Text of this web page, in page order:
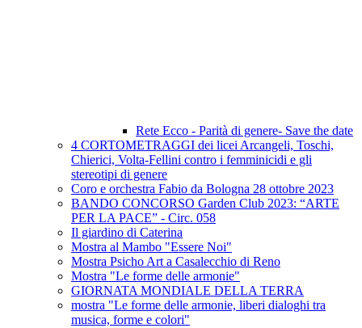
Rete Ecco - Parità di genere- Save the date
4 CORTOMETRAGGI dei licei Arcangeli, Toschi,
Chierici, Volta-Fellini contro i femminicidi e gli
stereotipi di genere
Coro e orchestra Fabio da Bologna 28 ottobre 2023
BANDO CONCORSO Garden Club 2023: “ARTE
PER LA PACE” - Circ. 058
Il giardino di Caterina
Mostra al Mambo "Essere Noi"
Mostra Psicho Art a Casalecchio di Reno
Mostra "Le forme delle armonie"
GIORNATA MONDIALE DELLA TERRA
mostra "Le forme delle armonie, liberi dialoghi tra
musica, forme e colori"